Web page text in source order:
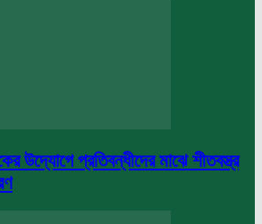
উদ্যোগে প্রতিবন্ধীদের মাঝে শীতবস্ত্র